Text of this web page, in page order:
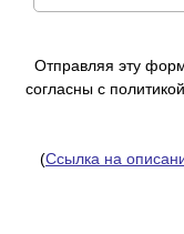
Отправляя эту
согласны с
(Ссылка на